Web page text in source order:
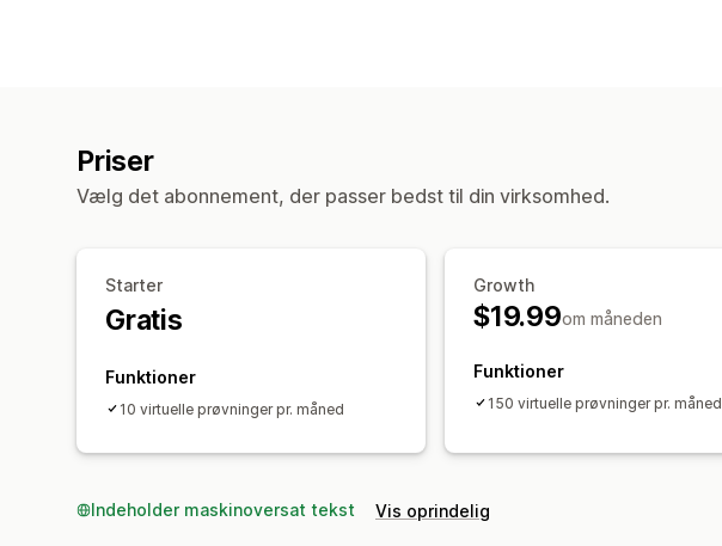
Priser
Vælg det abonnement, der passer bedst til din virksomhed.
Starter
Gratis
Funktioner
10 virtuelle prøvninger pr. måned
Growth
$19.99om måneden
Funktioner
150 virtuelle prøvninger pr. måned
Indeholder maskinoversat tekst Vis oprindelig